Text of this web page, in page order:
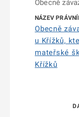
Obecně
Obecně
u Křížků,
mateřské
Křížků